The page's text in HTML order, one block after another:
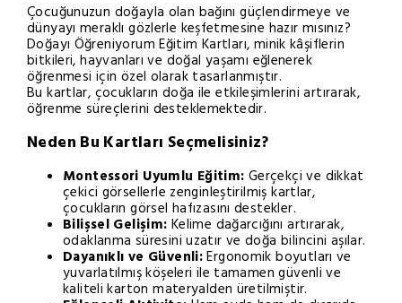
Çocuğunuzun doğayla olan bağını güçlendirmeye ve
dünyayı meraklı gözlerle keşfetmesine hazır mısınız?
Doğayı Öğreniyorum Eğitim Kartları, minik kâşiflerin
bitkileri, hayvanları ve doğal yaşamı eğlenerek
öğrenmesi için özel olarak tasarlanmıştır.
Bu kartlar, çocukların doğa ile etkileşimlerini artırarak,
öğrenme süreçlerini desteklemektedir.
Neden Bu Kartları Seçmelisiniz?
Montessori Uyumlu Eğitim: Gerçekçi ve dikkat
çekici görsellerle zenginleştirilmiş kartlar,
çocukların görsel hafızasını destekler.
Bilişsel Gelişim: Kelime dağarcığını artırarak,
odaklanma süresini uzatır ve doğa bilincini aşılar.
Dayanıklı ve Güvenli:Ergonomik boyutları ve
yuvarlatılmış köşeleri ile tamamen güvenli ve
kaliteli karton materyalden üretilmiştir.